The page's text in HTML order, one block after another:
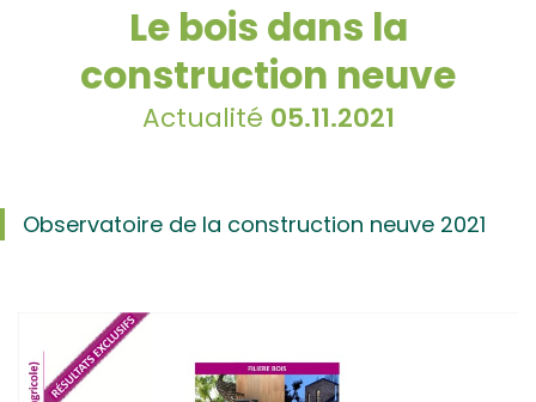
Le bois dans la
construction neuve
Actualité 05.11.2021
Observatoire de la construction neuve 2021